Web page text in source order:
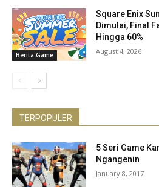
Berita Game
Square Enix
Dimulai, Final
Hingga 60%
August 4, 2026
TERPOPULER
5 Seri Game
Ngangenin
January 8, 2017